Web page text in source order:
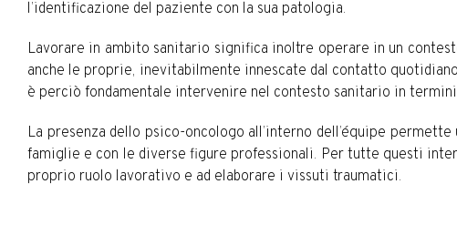
l’identificazione del paziente con la sua patologia.
Lavorare in ambito sanitario significa inoltre operare in un
anche le proprie, inevitabilmente innescate dal contatto
è perciò fondamentale intervenire nel contesto sanitario in
La presenza dello psico-oncologo all’interno dell’équipe
famiglie e con le diverse figure professionali. Per tutte questi
proprio ruolo lavorativo e ad elaborare i vissuti traumatici.